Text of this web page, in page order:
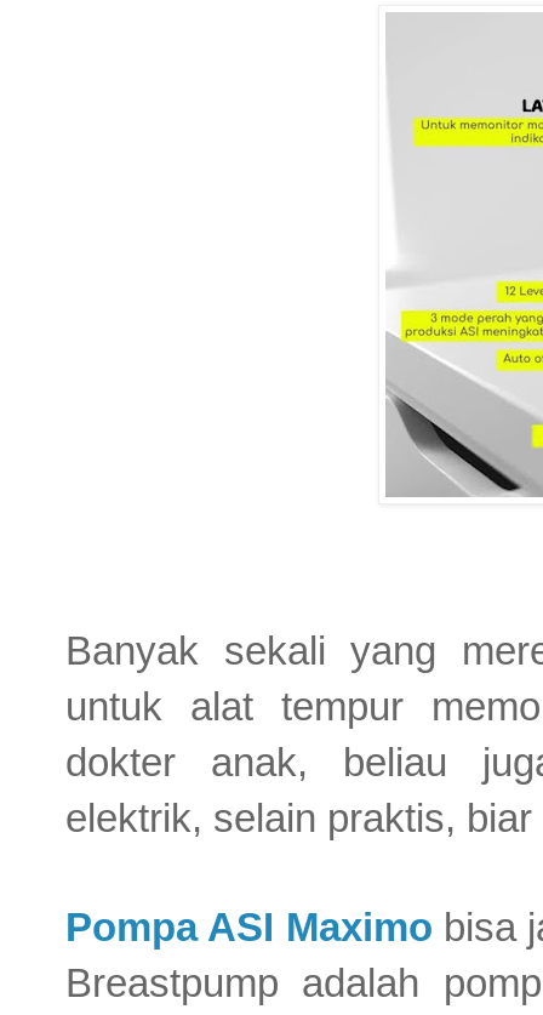
Banyak sekali yang
untuk alat tempur
dokter anak, beliau
elektrik, selain praktis,
Pompa ASI Maximo bisa
Breastpump adalah